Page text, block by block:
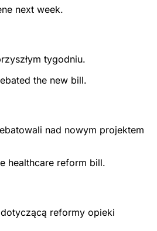
next week.
tygodniu.
the new bill.
nad nowym projektem
healthcare reform bill.
reformy opieki